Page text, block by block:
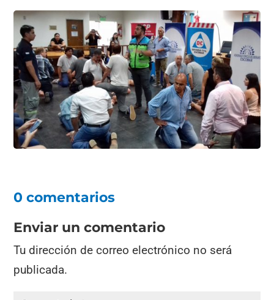
0 comentarios
Enviar un comentario
Tu dirección de correo electrónico no será
publicada.